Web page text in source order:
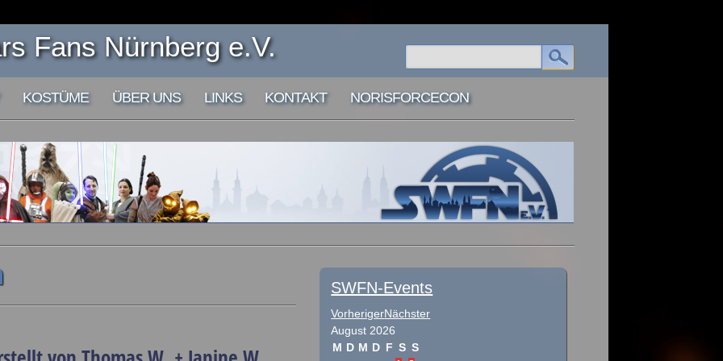
Fans Nürnberg e.V.
KOSTÜME ÜBER UNS LINKS KONTAKT NORISFORCECON
SWFN-Events
VorherigerNächster
August 2026
M D M D F S S